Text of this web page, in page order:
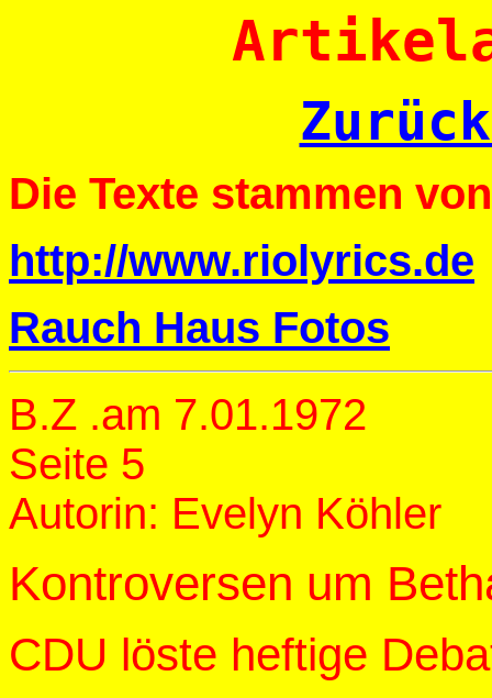
Die Texte stammen
http://www.riolyrics.de
Rauch Haus Fotos
B.Z .am 7.01.1972
Seite 5
Autorin: Evelyn Köhler
Kontroversen um
CDU löste heftige